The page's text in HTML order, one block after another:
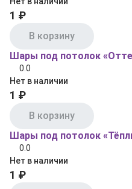
1 ₽
В корзину
Шары под потолок
0.0
Нет в наличии
1 ₽
В корзину
Шары под потолок
0.0
Нет в наличии
1 ₽